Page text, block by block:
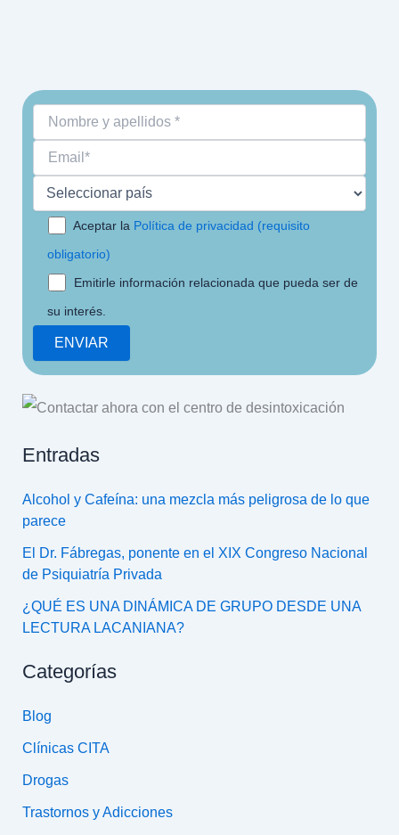
Aceptar la Política de privacidad (requisito
obligatorio)
Emitirle información relacionada que pueda ser de
su interés.
Entradas
Alcohol y Cafeína: una mezcla más peligrosa de lo que
parece
El Dr. Fábregas, ponente en el XIX Congreso Nacional
de Psiquiatría Privada
¿QUÉ ES UNA DINÁMICA DE GRUPO DESDE UNA
LECTURA LACANIANA?
Categorías
Blog
Clínicas CITA
Drogas
Trastornos y Adicciones